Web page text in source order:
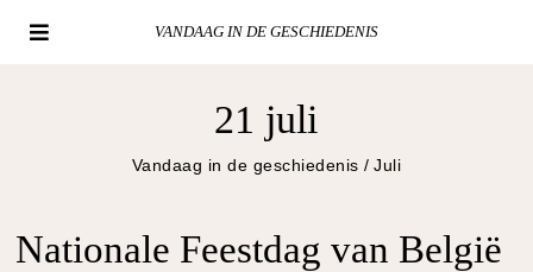
VANDAAG IN DE GESCHIEDENIS
21 juli
Vandaag in de geschiedenis / Juli
Nationale Feestdag van België